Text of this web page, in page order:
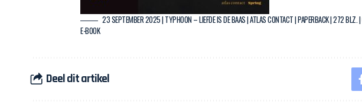
23 SEPTEMBER 2025 | TYPHOON – LIEFDE IS DE BAAS | ATLAS CONTACT | PAPERBACK | 272
E-BOOK
Deel dit artikel